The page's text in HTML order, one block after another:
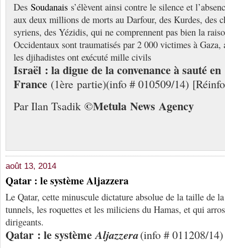
Des Soudanais s’élèvent ainsi contre le silence et
aux deux millions de morts au Darfour, des Kurdes, des
syriens, des Yézidis, qui ne comprennent pas bien la
Occidentaux sont traumatisés par 2 000 victimes à Gaza,
les djihadistes ont exécuté mille civils
Israël : la digue de la convenance à sauté en
France (1ère partie)(info # 010509/14)
Par Ilan Tsadik ©Metula News Agency
août 13, 2014
Qatar : le système Aljazzera
Le Qatar, cette minuscule dictature absolue de la taille de
tunnels, les roquettes et les miliciens du Hamas, et qui
dirigeants.
Qatar : le systèmeAljazzera(info # 011208/